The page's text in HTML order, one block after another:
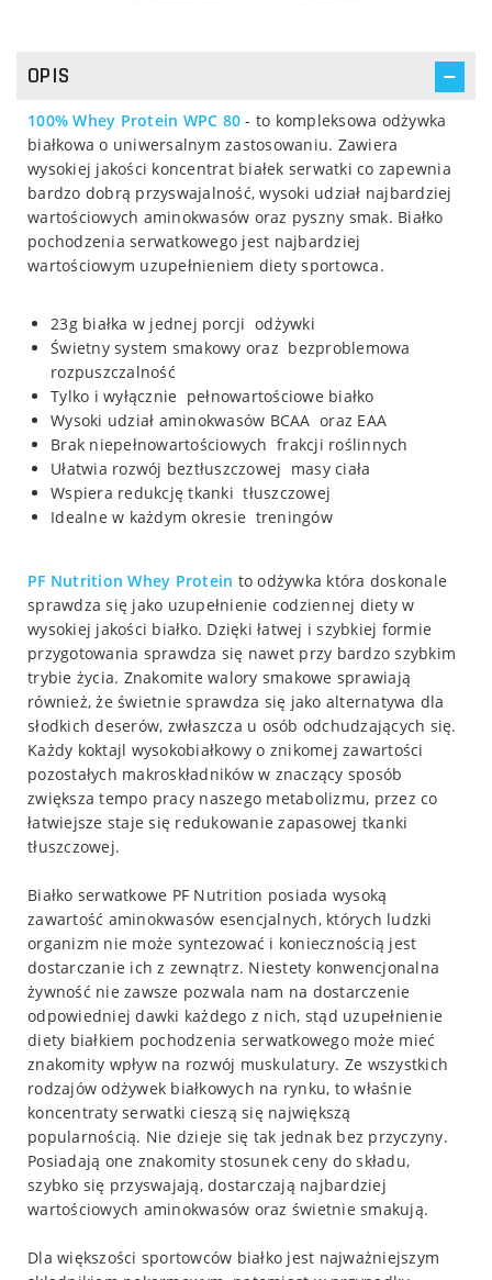
OPIS
100% Whey Protein WPC 80 - to kompleksowa odżywka
białkowa o uniwersalnym zastosowaniu. Zawiera
wysokiej jakości koncentrat białek serwatki co zapewnia
bardzo dobrą przyswajalność, wysoki udział najbardziej
wartościowych aminokwasów oraz pyszny smak. Białko
pochodzenia serwatkowego jest najbardziej
wartościowym uzupełnieniem diety sportowca.
23g białka w jednej porcji odżywki
Świetny system smakowy oraz bezproblemowa
rozpuszczalność
Tylko i wyłącznie pełnowartościowe białko
Wysoki udział aminokwasów BCAA oraz EAA
Brak niepełnowartościowych frakcji roślinnych
Ułatwia rozwój beztłuszczowej masy ciała
Wspiera redukcję tkanki tłuszczowej
Idealne w każdym okresie treningów
PF Nutrition Whey Protein to odżywka która doskonale
sprawdza się jako uzupełnienie codziennej diety w
wysokiej jakości białko. Dzięki łatwej i szybkiej formie
przygotowania sprawdza się nawet przy bardzo szybkim
trybie życia. Znakomite walory smakowe sprawiają
również, że świetnie sprawdza się jako alternatywa dla
słodkich deserów, zwłaszcza u osób odchudzających się.
Każdy koktajl wysokobiałkowy o znikomej zawartości
pozostałych makroskładników w znaczący sposób
zwiększa tempo pracy naszego metabolizmu, przez co
łatwiejsze staje się redukowanie zapasowej tkanki
tłuszczowej.
Białko serwatkowe PF Nutrition posiada wysoką
zawartość aminokwasów esencjalnych, których ludzki
organizm nie może syntezować i koniecznością jest
dostarczanie ich z zewnątrz. Niestety konwencjonalna
żywność nie zawsze pozwala nam na dostarczenie
odpowiedniej dawki każdego z nich, stąd uzupełnienie
diety białkiem pochodzenia serwatkowego może mieć
znakomity wpływ na rozwój muskulatury. Ze wszystkich
rodzajów odżywek białkowych na rynku, to właśnie
koncentraty serwatki cieszą się największą
popularnością. Nie dzieje się tak jednak bez przyczyny.
Posiadają one znakomity stosunek ceny do składu,
szybko się przyswajają, dostarczają najbardziej
wartościowych aminokwasów oraz świetnie smakują.
Dla większości sportowców białko jest najważniejszym